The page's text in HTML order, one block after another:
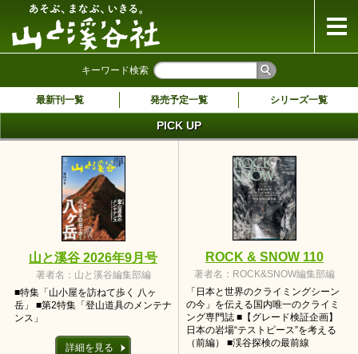
キーワード検索
最新刊一覧 発売予定一覧 シリーズ一覧
PICK UP
山と溪谷 2026年9月号
著者名：山と溪谷編集部編
■特集「山小屋を訪ねて歩く 八ヶ
岳」 ■第2特集「登山道具のメンテナ
ンス」
詳細を見る
ROCK & SNOW 110
著者名：ROCK&SNOW編集部編
「日本と世界のクライミングシーン
の今」を伝える国内唯一のクライミ
ング専門誌 ■【グレード検証企画】
日本の岩場“テストピース”を考える
（前編） ■渓谷探検の最前線